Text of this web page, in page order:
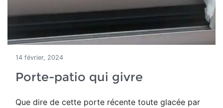
14 février, 2024
Porte-patio qui givre
Que dire de cette porte récente toute glacée par